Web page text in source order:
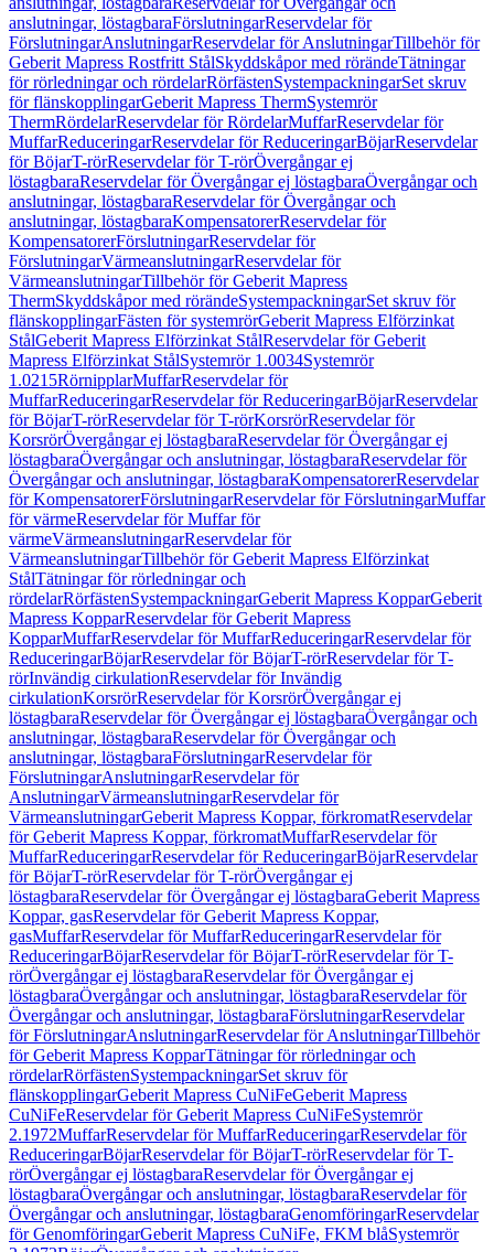
anslutningar, löstagbaraFörslutningarReservdelar för
FörslutningarAnslutningarReservdelar för AnslutningarTillbehör för
Geberit Mapress Rostfritt StålSkyddskåpor med rörändeTätningar
för rörledningar och rördelarRörfästenSystempackningarSet skruv
för flänskopplingarGeberit Mapress ThermSystemrör
ThermRördelarReservdelar för RördelarMuffarReservdelar för
MuffarReduceringarReservdelar för ReduceringarBöjarReservdelar
för BöjarT-rörReservdelar för T-rörÖvergångar ej
löstagbaraReservdelar för Övergångar ej löstagbaraÖvergångar och
anslutningar, löstagbaraReservdelar för Övergångar och
anslutningar, löstagbaraKompensatorerReservdelar för
KompensatorerFörslutningarReservdelar för
FörslutningarVärmeanslutningarReservdelar för
VärmeanslutningarTillbehör för Geberit Mapress
ThermSkyddskåpor med rörändeSystempackningarSet skruv för
flänskopplingarFästen för systemrörGeberit Mapress Elförzinkat
StålGeberit Mapress Elförzinkat StålReservdelar för Geberit
Mapress Elförzinkat StålSystemrör 1.0034Systemrör
1.0215RörnipplarMuffarReservdelar för
MuffarReduceringarReservdelar för ReduceringarBöjarReservdelar
för BöjarT-rörReservdelar för T-rörKorsrörReservdelar för
KorsrörÖvergångar ej löstagbaraReservdelar för Övergångar ej
löstagbaraÖvergångar och anslutningar, löstagbaraReservdelar för
Övergångar och anslutningar, löstagbaraKompensatorerReservdelar
för KompensatorerFörslutningarReservdelar för FörslutningarMuffar
för värmeReservdelar för Muffar för
värmeVärmeanslutningarReservdelar för
VärmeanslutningarTillbehör för Geberit Mapress Elförzinkat
StålTätningar för rörledningar och
rördelarRörfästenSystempackningarGeberit Mapress KopparGeberit
Mapress KopparReservdelar för Geberit Mapress
KopparMuffarReservdelar för MuffarReduceringarReservdelar för
ReduceringarBöjarReservdelar för BöjarT-rörReservdelar för T-
rörInvändig cirkulationReservdelar för Invändig
cirkulationKorsrörReservdelar för KorsrörÖvergångar ej
löstagbaraReservdelar för Övergångar ej löstagbaraÖvergångar och
anslutningar, löstagbaraReservdelar för Övergångar och
anslutningar, löstagbaraFörslutningarReservdelar för
FörslutningarAnslutningarReservdelar för
AnslutningarVärmeanslutningarReservdelar för
VärmeanslutningarGeberit Mapress Koppar, förkromatReservdelar
för Geberit Mapress Koppar, förkromatMuffarReservdelar för
MuffarReduceringarReservdelar för ReduceringarBöjarReservdelar
för BöjarT-rörReservdelar för T-rörÖvergångar ej
löstagbaraReservdelar för Övergångar ej löstagbaraGeberit Mapress
Koppar, gasReservdelar för Geberit Mapress Koppar,
gasMuffarReservdelar för MuffarReduceringarReservdelar för
ReduceringarBöjarReservdelar för BöjarT-rörReservdelar för T-
rörÖvergångar ej löstagbaraReservdelar för Övergångar ej
löstagbaraÖvergångar och anslutningar, löstagbaraReservdelar för
Övergångar och anslutningar, löstagbaraFörslutningarReservdelar
för FörslutningarAnslutningarReservdelar för AnslutningarTillbehör
för Geberit Mapress KopparTätningar för rörledningar och
rördelarRörfästenSystempackningarSet skruv för
flänskopplingarGeberit Mapress CuNiFeGeberit Mapress
CuNiFeReservdelar för Geberit Mapress CuNiFeSystemrör
2.1972MuffarReservdelar för MuffarReduceringarReservdelar för
ReduceringarBöjarReservdelar för BöjarT-rörReservdelar för T-
rörÖvergångar ej löstagbaraReservdelar för Övergångar ej
löstagbaraÖvergångar och anslutningar, löstagbaraReservdelar för
Övergångar och anslutningar, löstagbaraGenomföringarReservdelar
för GenomföringarGeberit Mapress CuNiFe, FKM blåSystemrör